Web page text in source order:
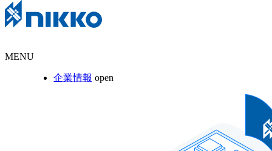
MENU
企業情報 open